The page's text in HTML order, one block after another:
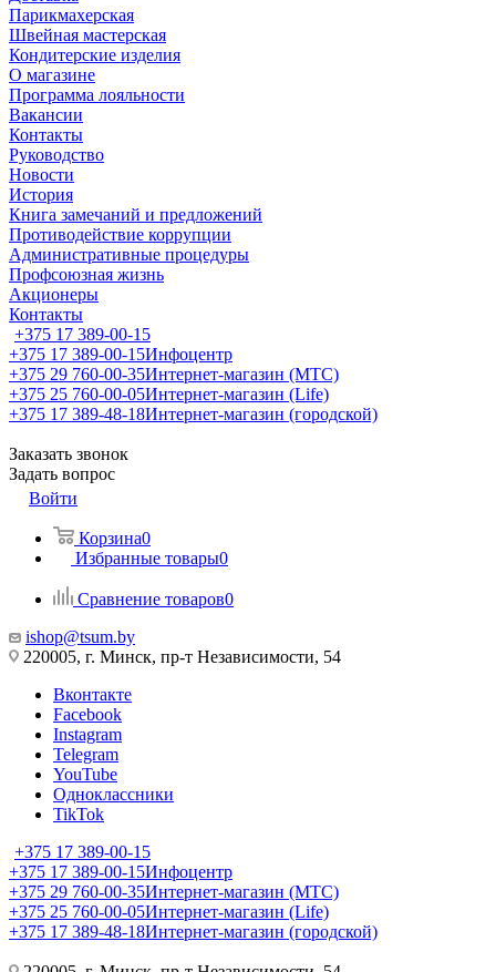
Парикмахерская
Швейная мастерская
Кондитерские изделия
О магазине
Программа лояльности
Вакансии
Контакты
Руководство
Новости
История
Книга замечаний и предложений
Противодействие коррупции
Административные процедуры
Профсоюзная жизнь
Акционеры
Контакты
+375 17 389-00-15
+375 17 389-00-15Инфоцентр
+375 29 760-00-35Интернет-магазин (МТС)
+375 25 760-00-05Интернет-магазин (Life)
+375 17 389-48-18Интернет-магазин (городской)
Заказать звонок
Задать вопрос
Войти
Корзина0
Избранные товары0
Сравнение товаров0
ishop@tsum.by
220005, г. Минск, пр-т Независимости, 54
Вконтакте
Facebook
Instagram
Telegram
YouTube
Одноклассники
TikTok
+375 17 389-00-15
+375 17 389-00-15Инфоцентр
+375 29 760-00-35Интернет-магазин (МТС)
+375 25 760-00-05Интернет-магазин (Life)
+375 17 389-48-18Интернет-магазин (городской)